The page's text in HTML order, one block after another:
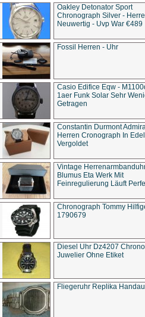
Oakley Detonator Sport
Chronograph Silver -
Neuwertig - Uvp War €489
Fossil Herren - Uhr
Casio Edifice Eqw -
1aer Funk Solar Sehr
Getragen
Constantin Durmont
Herren Cronograph In
Vergoldet
Vintage
Blumus Eta Werk Mit
Feinregulierung Läuft
Chronograph Tommy
1790679
Diesel Uhr Dz4207
Juwelier Ohne Etiket
Fliegeruhr Replika